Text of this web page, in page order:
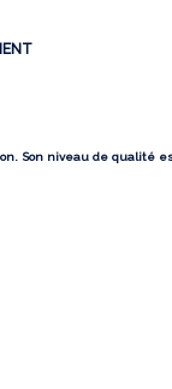
Son niveau de qualité